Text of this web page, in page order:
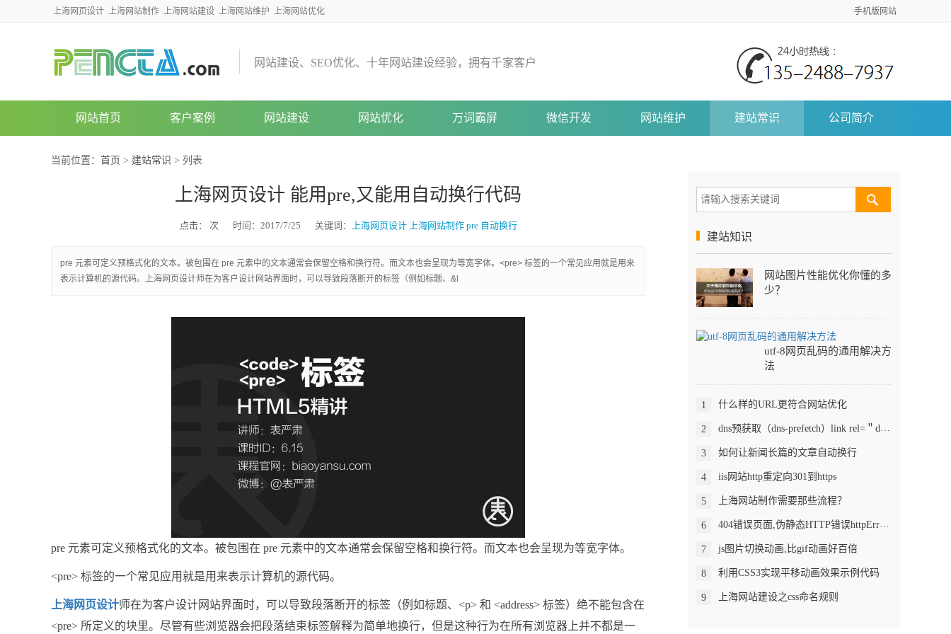
上海网页设计 上海网站制作 上海网站建设 上海网站维护 上海网站优化 手机版网站
网 站建设、 SEO优化、 十年网 站建设经验， 拥有千家客户
网站首页 客户案例 网站建设 网站优化 万词霸屏 微信开发 网站维护 建站常识 公司简介
当前位置： 首页 > 建站常识 > 列表
上海网页设计 能用pre,又能用自动换行代码
点击： 次 时间：2017/7/25 关键词： 上海网页设计 上海网站制作 pre 自动换行
pre 元素可定义预格式化的文本。被包围在 pre 元素中的文本通常会保留空格和换行符。而文本也会呈现为等宽字体。<pre> 标签的一个常见应用就是用来
表示计算机的源代码。上海网页设计师在为客户设计网站界面时，可以导致段落断开的标签（例如标题、&l
pre 元素可定义预格式化的文本。被包围在 pre 元素中的文本通常会保留空格和换行符。而文本也会呈现为等宽字体。
<pre> 标签的一个常见应用就是用来表示计算机的源代码。
上海网页设计师在为客户设计网站界面时，可以导致段落断开的标签（例如标题、<p> 和 <address> 标签）绝不能包含在
<pre> 所定义的块里。尽管有些浏览器会把段落结束标签解释为简单地换行，但是这种行为在所有浏览器上并不都是一
建站知识
网站图片性能优化你懂的多
少？
utf-8网页乱码的通用解决方
法
1 什么样的URL更符合网站优化
2 dns预获取（dns-prefetch）link rel=＂dns-prefetch＂优化载入速度
3 如何让新闻长篇的文章自动换行
4 iis网站http重定向301到https
5 上海网站制作需要那些流程？
6 404错误页面,伪静态HTTP错误httpErrors模块
7 js图片切换动画,比gif动画好百倍
8 利用CSS3实现平移动画效果示例代码
9 上海网站建设之css命名规则